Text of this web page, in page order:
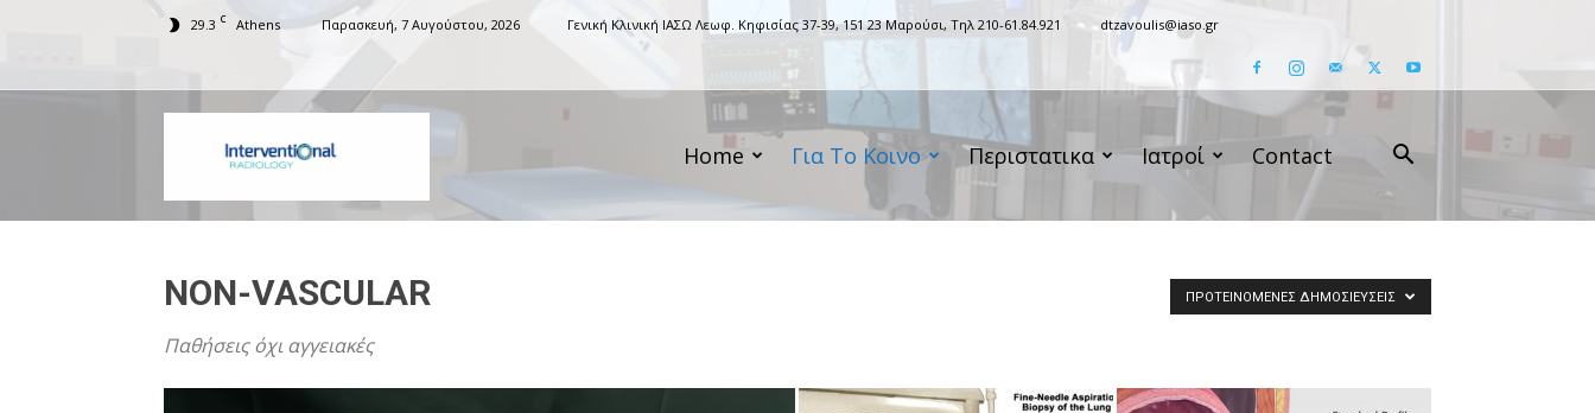
29.3 C Athens Παρασκευή, 7 Αυγούστου, 2026 Γενική Κλινική ΙΑΣΩ Λεωφ. Κηφισίας 37-39, 151 23 Μαρούσι, Τηλ 210-61.84.921 dtzavoulis@iaso.gr
Home Για Το Κοινο Περιστατικα Ιατροί Contact
NON-VASCULAR
Παθήσεις όχι αγγειακές
ΠΡΟΤΕΙΝΌΜΕΝΕΣ ΔΗΜΟΣΙΕΎΣΕΙΣ